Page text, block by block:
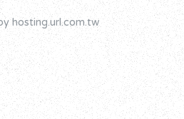
hosting.url.com.tw